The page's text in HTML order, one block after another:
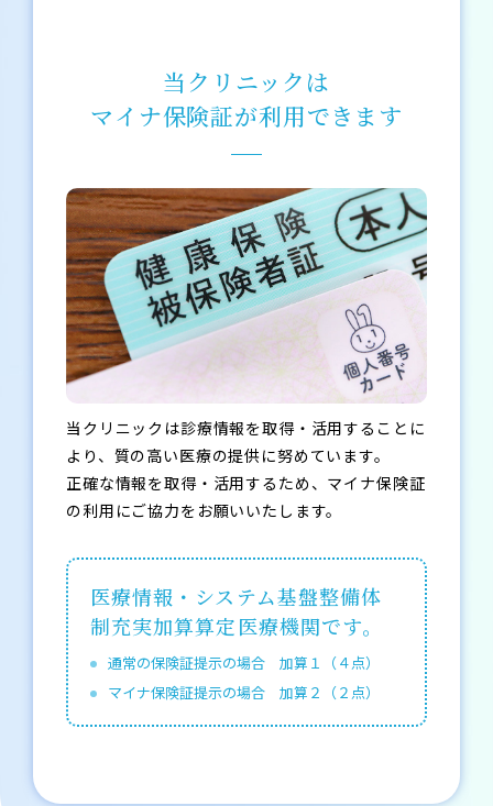
当クリニックは
マイナ保険証が利用できます
当クリニックは診療情報を取得・活用することに
より、質の高い医療の提供に努めています。
正確な情報を取得・活用するため、マイナ保険証
の利用にご協力をお願いいたします。
医療情報・システム基盤整備体
制充実加算算定医療機関です。
通常の保険証提示の場合 加算１（４点）
マイナ保険証提示の場合 加算２（２点）